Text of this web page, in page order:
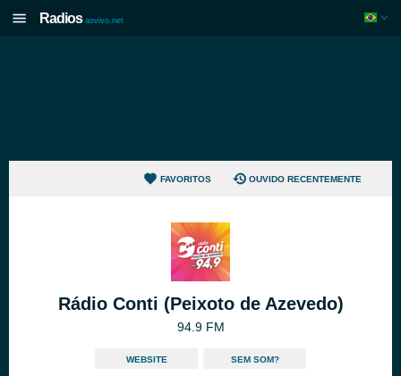
Radios aovivo.net
FAVORITOS OUVIDO RECENTEMENTE
Rádio Conti (Peixoto de Azevedo)
94.9 FM
WEBSITE SEM SOM?